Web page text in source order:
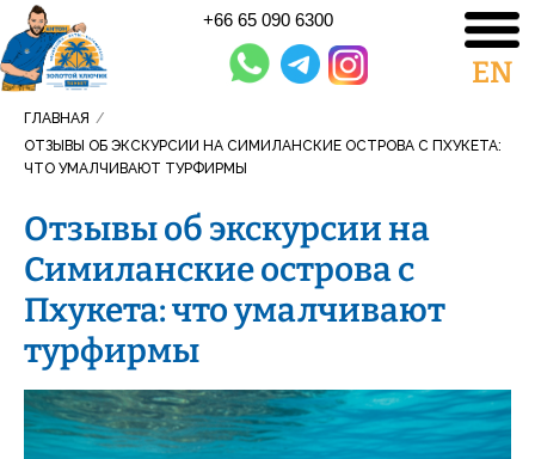
EN
+66 65 090 6300
ГЛАВНАЯ /
ОТЗЫВЫ ОБ ЭКСКУРСИИ НА СИМИЛАНСКИЕ ОСТРОВА С ПХУКЕТА:
ЧТО УМАЛЧИВАЮТ ТУРФИРМЫ
Отзывы об экскурсии на
Симиланские острова с
Пхукета: что умалчивают
турфирмы